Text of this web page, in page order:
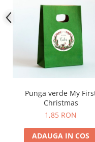
Punga verde My
Christmas
1,85 RON
ADAUGA IN COS